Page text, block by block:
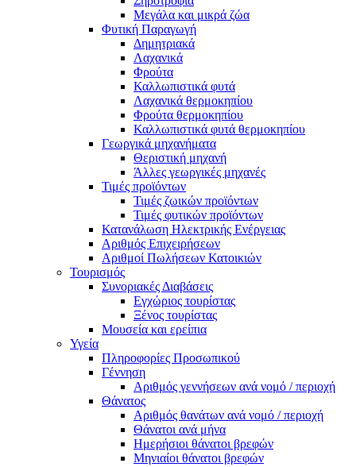
Μεγάλα και μικρά ζώα
Φυτική Παραγωγή
Δημητριακά
Λαχανικά
Φρούτα
Καλλωπιστικά φυτά
Λαχανικά θερμοκηπίου
Φρούτα θερμοκηπίου
Καλλωπιστικά φυτά θερμοκηπίου
Γεωργικά μηχανήματα
Θεριστική μηχανή
Άλλες γεωργικές μηχανές
Τιμές προϊόντων
Τιμές ζωικών προϊόντων
Τιμές φυτικών προϊόντων
Κατανάλωση Ηλεκτρικής Ενέργειας
Αριθμός Επιχειρήσεων
Αριθμοί Πωλήσεων Κατοικιών
Τουρισμός
Συνοριακές Διαβάσεις
Εγχώριος τουρίστας
Ξένος τουρίστας
Μουσεία και ερείπια
Υγεία
Πληροφορίες Προσωπικού
Γέννηση
Αριθμός γεννήσεων ανά νομό / περιοχή
Θάνατος
Αριθμός θανάτων ανά νομό / περιοχή
Θάνατοι ανά μήνα
Ημερήσιοι θάνατοι βρεφών
Μηνιαίοι θάνατοι βρεφών